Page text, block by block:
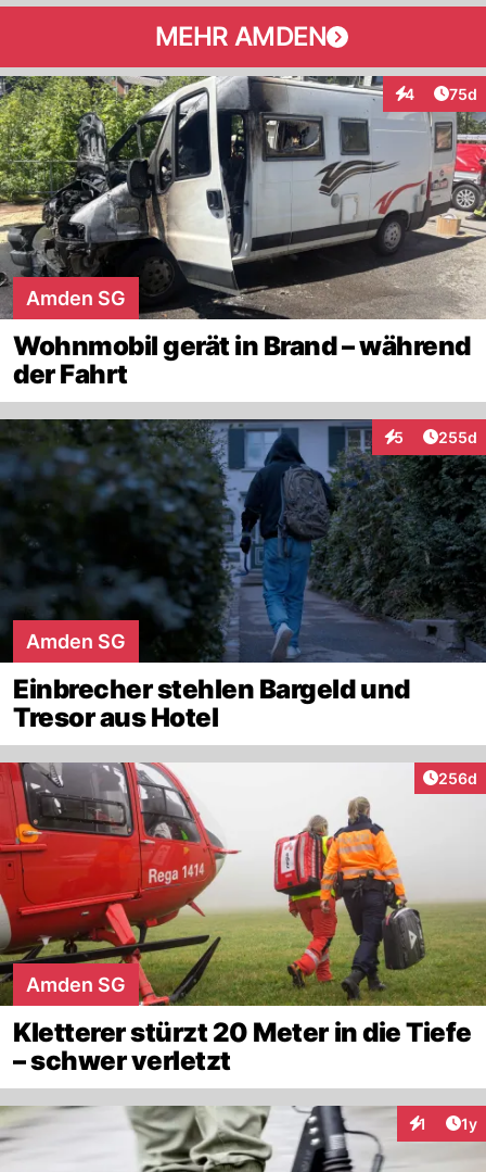
MEHR AMDEN
4
Interaktionen
75d
Amden SG
Wohnmobil gerät in Brand – während
der Fahrt
5
Interaktionen
255d
Amden SG
Einbrecher stehlen Bargeld und
Tresor aus Hotel
256d
Amden SG
Kletterer stürzt 20 Meter in die Tiefe
– schwer verletzt
1 1y